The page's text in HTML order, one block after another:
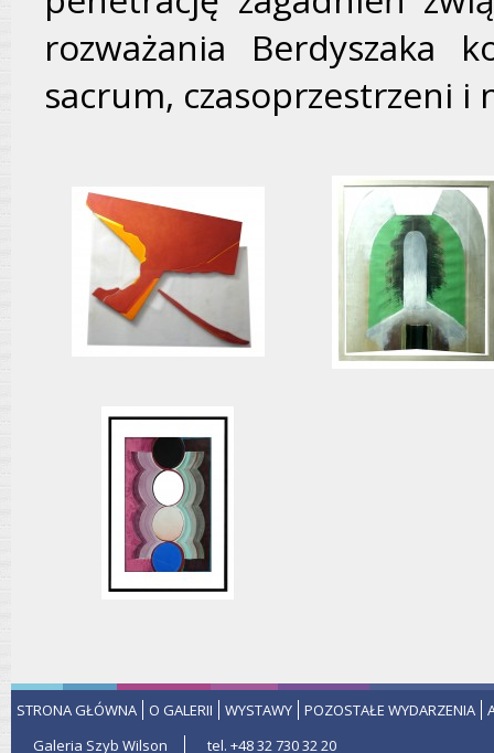
rozważania Berdyszaka
sacrum, czasoprzestrzeni i
STRONA GŁÓWNA O GALERII WYSTAWY POZOSTAŁE WYDARZENIA
Galeria Szyb Wilson
tel. +48 32 730 32 20